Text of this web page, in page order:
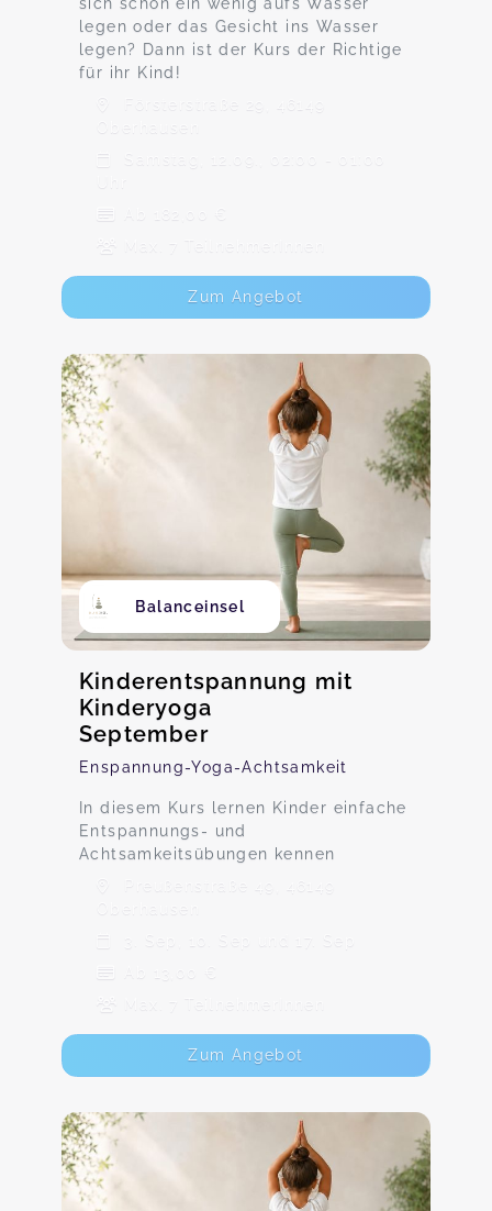
legen oder das Gesicht ins Wasser
legen? Dann ist der Kurs der Richtige
für ihr Kind!
Försterstraße 29, 46149
Oberhausen
Samstag, 12.09., 02:00 - 01:00
Ab 182,00 €
Max. 7 TeilnehmerInnen
Zum Angebot
Balanceinsel
Kinderentspannung mit
Kinderyoga
September
Enspannung-Yoga-Achtsamkeit
In diesem Kurs lernen Kinder einfache
Entspannungs- und
Achtsamkeitsübungen kennen
Preußenstraße 49, 46149
Oberhausen
3. Sep, 10. Sep und 17. Sep
Ab 13,00 €
Max. 7 TeilnehmerInnen
Zum Angebot